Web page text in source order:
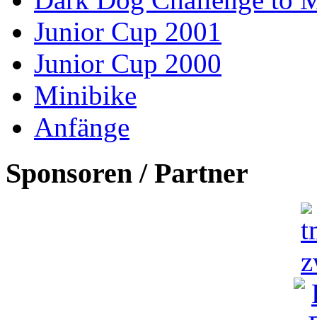
Junior Cup 2001
Junior Cup 2000
Minibike
Anfänge
Sponsoren / Partner